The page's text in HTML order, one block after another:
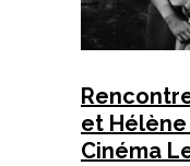
et
Cinéma